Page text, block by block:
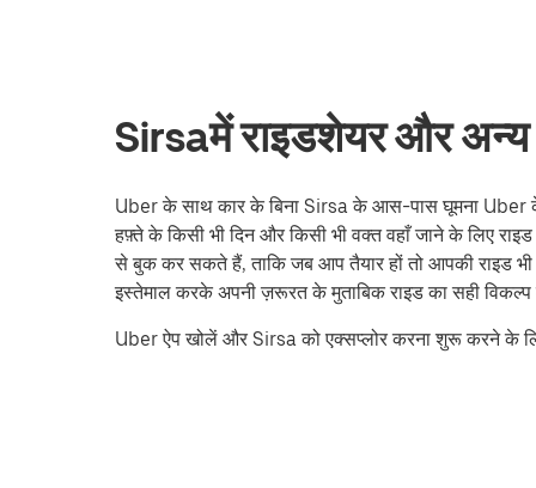
Sirsaमें राइडशेयर और अन्य
Uber के साथ कार के बिना Sirsa के आस-पास घूमना Uber
हफ़्ते के किसी भी दिन और किसी भी वक्त वहाँ जाने के लिए
से बुक कर सकते हैं, ताकि जब आप तैयार हों तो आपकी राइड
इस्तेमाल करके अपनी ज़रूरत के मुताबिक राइड का सही
Uber ऐप खोलें और Sirsa को एक्सप्लोर करना शुरू करने के